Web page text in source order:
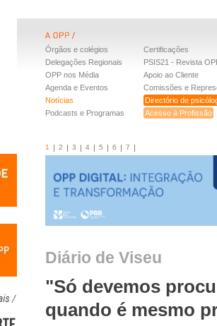
Órgãos e colégios
Delegações Regionais
OPP nos Média
Agenda e Eventos
Notícias
Podcasts e Programas
Certificações
PSIS21 - Revista
Apoio ao Cliente
Comissões e
Directório de
Acesso à Profissão
1 2 3 4 5 6 7
Diário de Viseu
"Só devemos
quando é mesmo